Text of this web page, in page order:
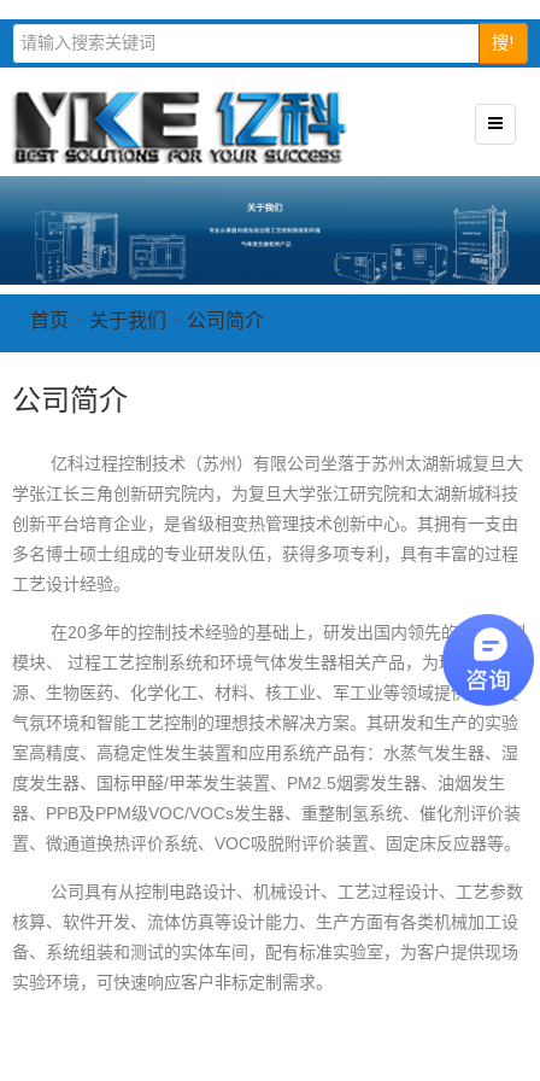
搜!
首页 > 关于我们 > 公司简介
公司简介
亿科过程控制技术（苏州）有限公司坐落于苏州太湖新城复旦大
学张江长三角创新研究院内，为复旦大学张江研究院和太湖新城科技
创新平台培育企业，是省级相变热管理技术创新中心。其拥有一支由
多名博士硕士组成的专业研发队伍，获得多项专利，具有丰富的过程
工艺设计经验。
在20多年的控制技术经验的基础上，研发出国内领先的气氛控制
模块、 过程工艺控制系统和环境气体发生器相关产品，为环保、新能
源、生物医药、化学化工、材料、核工业、军工业等领域提供高精度
气氛环境和智能工艺控制的理想技术解决方案。其研发和生产的实验
室高精度、高稳定性发生装置和应用系统产品有：水蒸气发生器、湿
度发生器、国标甲醛/甲苯发生装置、PM2.5烟雾发生器、油烟发生
器、PPB及PPM级VOC/VOCs发生器、重整制氢系统、催化剂评价装
置、微通道换热评价系统、VOC吸脱附评价装置、固定床反应器等。
公司具有从控制电路设计、机械设计、工艺过程设计、工艺参数
核算、软件开发、流体仿真等设计能力、生产方面有各类机械加工设
备、系统组装和测试的实体车间，配有标准实验室，为客户提供现场
实验环境，可快速响应客户非标定制需求。